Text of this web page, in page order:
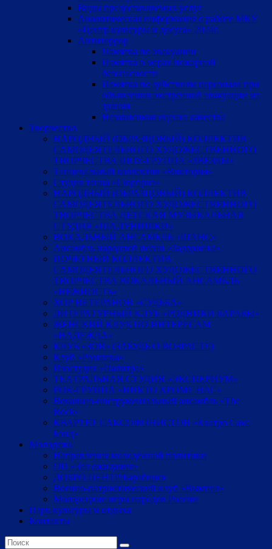
Виды предоставляемых услуг
Аналитическая информация о работе МКУ
«Центр культуры и досуга» 2024г.
Антитеррор
Памятка по эвакуации
Памятка о мерах пожарной
безопасности
Памятка по действиям персонала при
объявлении экстренной эвакуации из
здания
Независимая оценка качества
Творчество
НАРОДНЫЙ (ОБРАЗЦОВЫЙ) КОЛЛЕКТИВ
САМОДЕЯТЕЛЬНОГО ХУДОЖЕСТВЕННОГО
ТВОРЧЕСТВА ШОУ-ГРУППА «ЗВЕЗДЫ»
Танцевальный коллектив «Виктория»
Студия танца «Сюрприз»
НАРОДНЫЙ (ОБРАЗЦОВЫЙ) КОЛЛЕКТИВ
САМОДЕЯТЕЛЬНОГО ХУДОЖЕСТВЕННОГО
ТВОРЧЕСТВА ДЕТСКАЯ МУЗЫКАЛЬНАЯ
СТУДИЯ «ШАЛУНИШКИ»
ВОКАЛЬНЫЙ АНСАМБЛЬ «ШАНС»
Ансамбль народной песни «Задоринка»
ПОЧЕТНЫЙ КОЛЛЕКТИВ
САМОДЕЯТЕЛЬНОГО ХУДОЖЕСТВЕННОГО
ТВОРЧЕСТВА ВОКАЛЬНЫЙ АНСАМБЛЬ
«НЕЖНОСТЬ»
ХОР ВЕТЕРАНОВ «СУДЬБА»
ЛИТЕРАТУРНЫЙ КЛУБ «РОДНИКИ БАРАБЫ»
ЖЕНСКИЙ КЛУБ ПО ИНТЕРЕСАМ
«НАДЕЖДА»
КЛУБ «ЗОВ» (ЗАБУДЬ О ВОЗРАСТЕ)
Клуб «Ромашка»
Изостудия «Палитра»
ТЕАТРАЛЬНАЯ СТУДИЯ «ЭКСПЕРИУМ»
РОК-ГРУППА «НИКТО КРОМЕ НАС»
Вокально-инструментальный ансамбль «The
Rock»
КВАРТЕТ САКСОФОНИСТОВ «Кватро Сакс
Бэнд»
Молодежь
Направления молодежной политики
ОП «Зал ожидания»
ДОБРО.ЦЕНТР/Барабинск
Военно-патриотический клуб «Вымпел»
Молодецкие игры народов России
Парк культуры и отдыха
Контакты